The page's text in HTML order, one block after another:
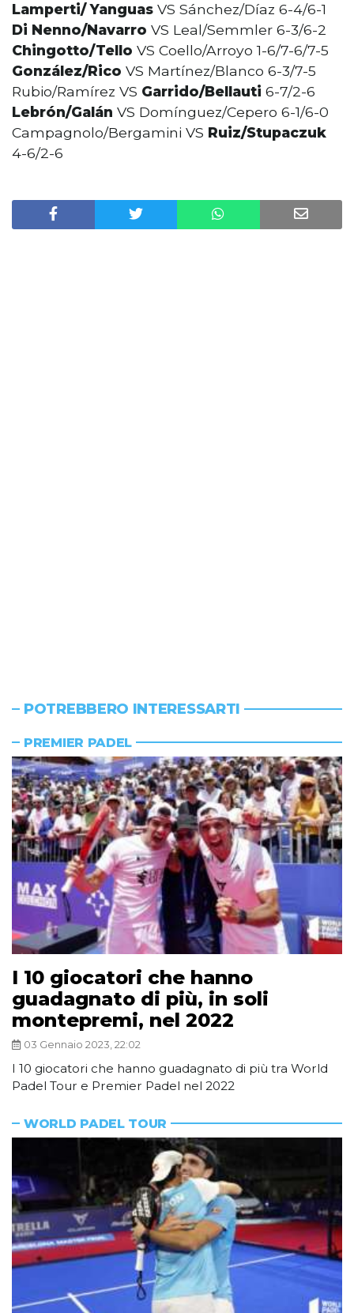
Lamperti/ Yanguas VS Sánchez/Díaz 6-4/6-1
Di Nenno/Navarro VS Leal/Semmler 6-3/6-2
Chingotto/Tello VS Coello/Arroyo 1-6/7-6/7-5
González/Rico VS Martínez/Blanco 6-3/7-5
Rubio/Ramírez VS Garrido/Bellauti 6-7/2-6
Lebrón/Galán VS Domínguez/Cepero 6-1/6-0
Campagnolo/Bergamini VS Ruiz/Stupaczuk
4-6/2-6
POTREBBERO INTERESSARTI
PREMIER PADEL
I 10 giocatori che hanno
guadagnato di più, in soli
montepremi, nel 2022
03 Gennaio 2023, 22:02
I 10 giocatori che hanno guadagnato di più tra World
Padel Tour e Premier Padel nel 2022
WORLD PADEL TOUR